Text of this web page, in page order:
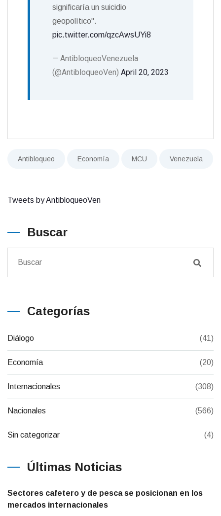
significaría un suicidio
geopolítico".
pic.twitter.com/qzcAwsUYi8
— AntibloqueoVenezuela
(@AntibloqueoVen) April 20, 2023
Antibloqueo Economía MCU Venezuela
Tweets by AntibloqueoVen
Buscar
Categorías
Diálogo (41)
Economía (20)
Internacionales (308)
Nacionales (566)
Sin categorizar (4)
Últimas Noticias
Sectores cafetero y de pesca se posicionan en los
mercados internacionales